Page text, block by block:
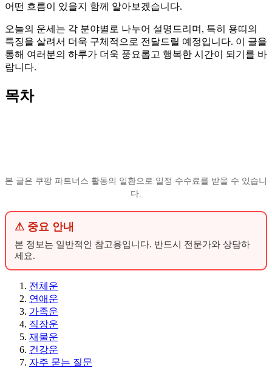
어떤 흐름이 있을지 함께 알아보겠습니다.
오늘의 운세는 각 분야별로 나누어 설명드리며, 특히 용띠의
특징을 살려서 더욱 구체적으로 전달드릴 예정입니다. 이 글을
통해 여러분의 하루가 더욱 풍요롭고 행복한 시간이 되기를 바
랍니다.
목차
본 글은 쿠팡 파트너스 활동의 일환으로 일정 수수료를 받을 수 있습니
다.
⚠ 중요 안내
본 정보는 일반적인 참고용입니다. 반드시 전문가와 상담하
세요.
전체운
연애운
가족운
직장운
재물운
건강운
자주 묻는 질문